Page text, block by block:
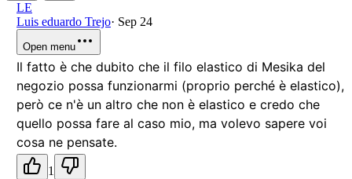
LE
Luis eduardo Trejo· Sep 24
Open menu
Il fatto è che dubito che il filo elastico di Mesika del
negozio possa funzionarmi (proprio perché è elastico),
però ce n'è un altro che non è elastico e credo che
quello possa fare al caso mio, ma volevo sapere voi
cosa ne pensate.
1